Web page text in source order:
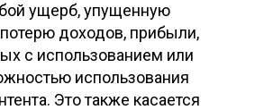
ущерб, упущенную
доходов, прибыли,
с использованием или
использования
Это также касается